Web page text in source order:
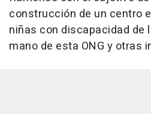
construcción de un centro
niñas con discapacidad de
mano de esta ONG y otras